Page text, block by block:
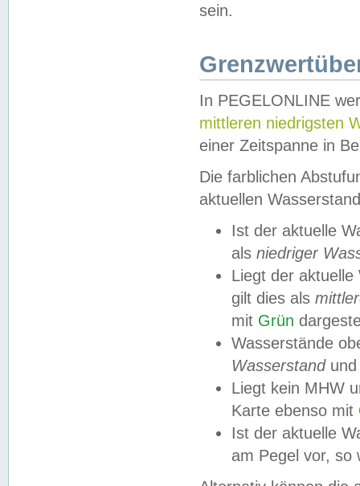
sein.
In PEGELONLINE
mittleren niedrigsten
einer Zeitspanne in
Die farblichen
aktuellen
Ist der aktuelle
als niedriger
Liegt der
gilt dies als
mit Grün
Wasserstände
Wasserstandund
Liegt kein MHW
Karte ebenso mit
Ist der aktuelle
am Pegel vor,